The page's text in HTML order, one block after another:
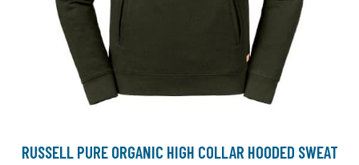
RUSSELL PURE ORGANIC HIGH COLLAR HOODED SWEAT